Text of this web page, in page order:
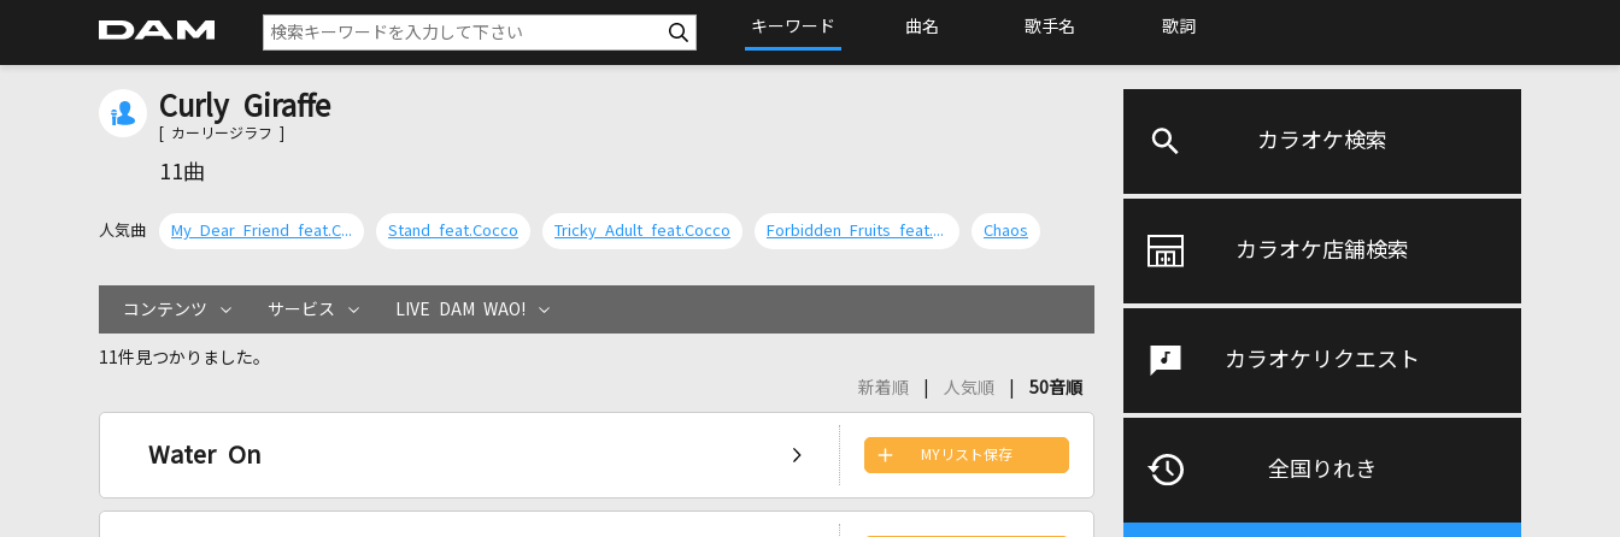
キーワード 曲名 歌手名 歌詞
カラオケ検索
カラオケ店舗検索
カラオケリクエスト
全国りれき
Curly Giraffe
[ カーリージラフ ]
11曲
人気曲 My Dear Friend feat.Cocco Stand feat.Cocco Tricky Adult feat.Cocco Forbidden Fruits feat.KAELA KIMURA Chaos
コンテンツ サービス LIVE DAM WAO!
11件見つかりました。
新着順
人気順 50音順
Water On MYリスト保存